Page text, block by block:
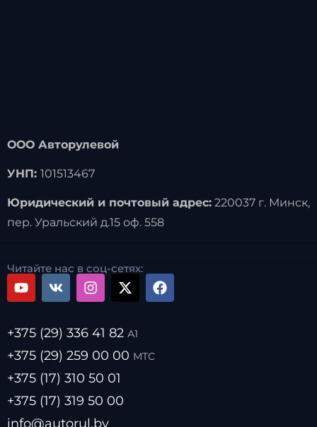
ООО Авторулевой
УНП: 101513467
Юридический и почтовый адрес:220037 г. Минск,
пер. Уральский д.15 оф. 558
Читайте нас в соц-сетях:
+375 (29) 336 41 82 А1
+375 (29) 259 00 00 МТС
+375 (17) 310 50 01
+375 (17) 319 50 00
info@autorul.by